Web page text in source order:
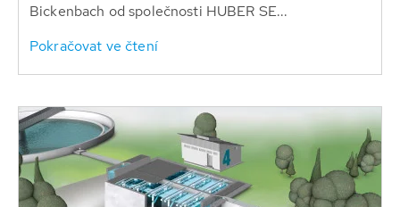
Bickenbach od společnosti HUBER SE...
Pokračovat ve čtení